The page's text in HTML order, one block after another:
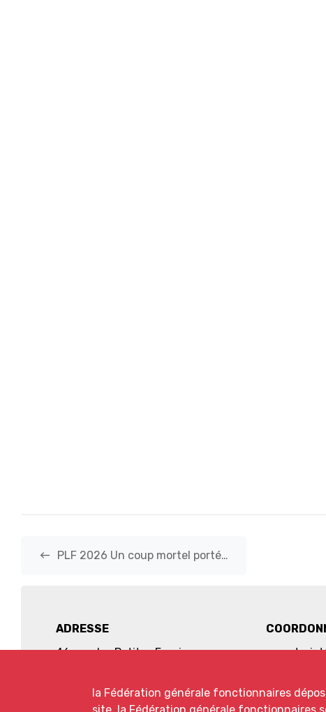
west PLF 2026 Un coup mortel porté…
ADRESSE
46 rue des Petites Ecuries
la Fédération générale fonctionnaires